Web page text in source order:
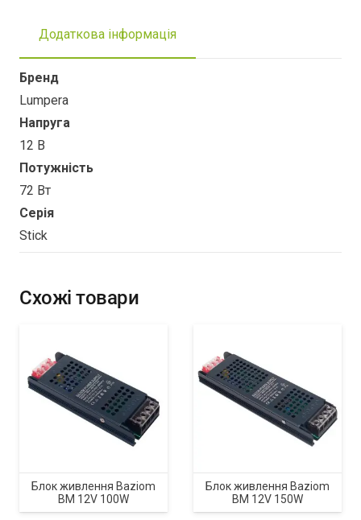
Додаткова інформація
Бренд
Lumpera
Напруга
12 В
Потужність
72 Вт
Серія
Stick
Схожі товари
Блок живлення Baziom
BM 12V 100W
Блок живлення Baziom
BM 12V 150W